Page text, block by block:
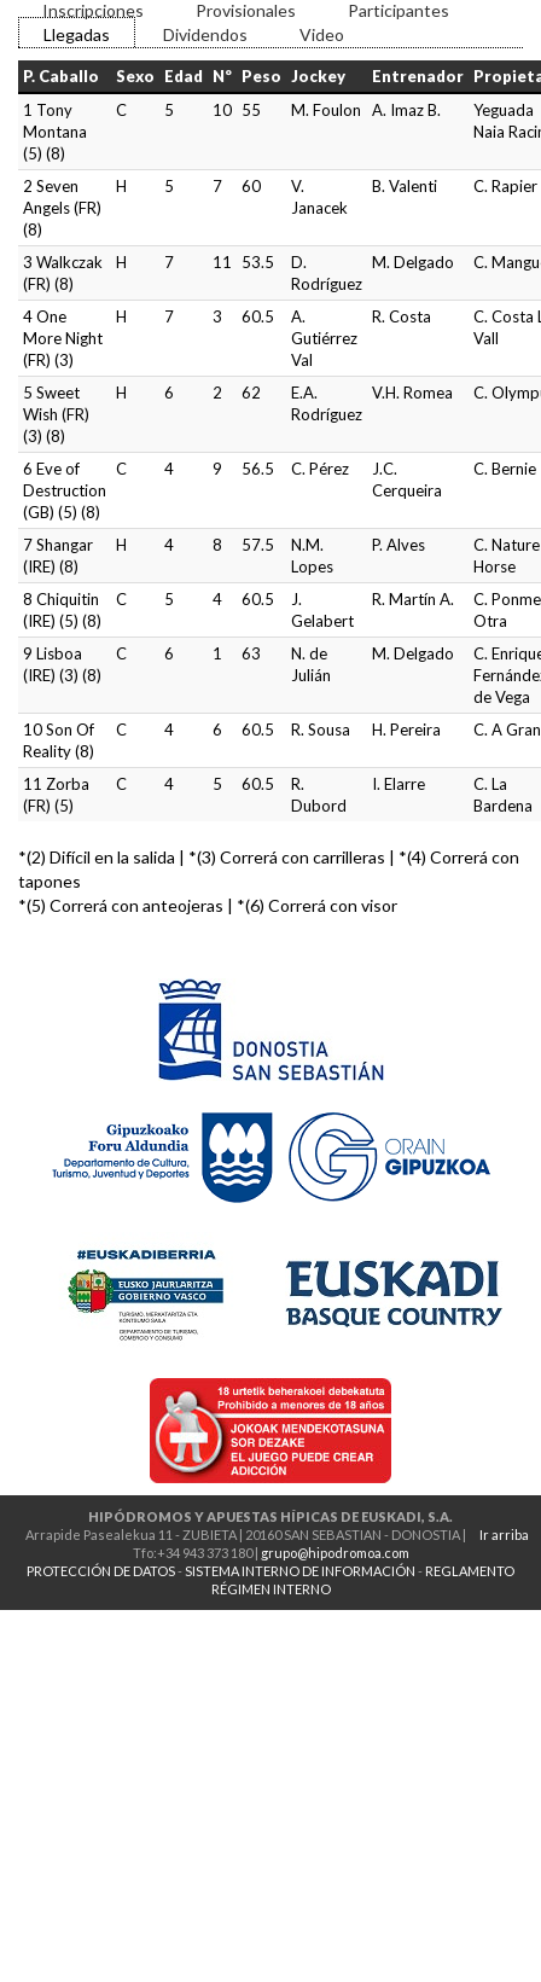
Inscripciones Provisionales
Participantes
Llegadas
Dividendos Video
P. Caballo Sexo Edad Nº Peso Jockey Entrenador
1 Tony
Montana
(5) (8)
C 5 10 55 M. Foulon A. Imaz B.
Yeguada
Naia
2 Seven
Angels (FR)
(8)
H 5 7 60
V.
Janacek
B. Valenti C. Rapier
3 Walkczak
(FR) (8)
H 7 11 53.5
D.
Rodríguez
M. Delgado C.
4 One
More Night
(FR) (3)
H 7 3 60.5
A.
Gutiérrez
Val
R. Costa
C. Costa
Vall
5 Sweet
Wish (FR)
(3) (8)
H 6 2 62
E.A.
Rodríguez
V.H. Romea C.
6 Eve of
Destruction
(GB) (5) (8)
C 4 9 56.5 C. Pérez
J.C.
Cerqueira
C. Bernie
7 Shangar
(IRE) (8)
H 4 8 57.5
N.M.
Lopes
P. Alves
C. Nature
Horse
8 Chiquitin
(IRE) (5) (8)
C 5 4 60.5
J.
Gelabert
R. Martín A.
C. Ponme
Otra
9 Lisboa
(IRE) (3) (8)
C 6 1 63
N. de
Julián
M. Delgado
C.
de Vega
10 Son Of
Reality (8)
C 4 6 60.5 R. Sousa H. Pereira C. A
11 Zorba
(FR) (5)
C 4 5 60.5
R.
Dubord
I. Elarre
C. La
Bardena
*(2) Difícil en la salida | *(3) Correrá con carrilleras | *(4) Correrá con
tapones
*(5) Correrá con anteojeras | *(6) Correrá con visor
HIPÓDROMOS Y APUESTAS HÍPICAS DE EUSKADI, S.A.
Ir arriba
Arrapide Pasealekua 11 - ZUBIETA | 20160 SAN SEBASTIAN - DONOSTIA |
Tfo:+34 943 373 180 | grupo@hipodromoa.com
PROTECCIÓN DE DATOS-SISTEMA INTERNO DE INFORMACIÓN - REGLAMENTO
RÉGIMEN INTERNO